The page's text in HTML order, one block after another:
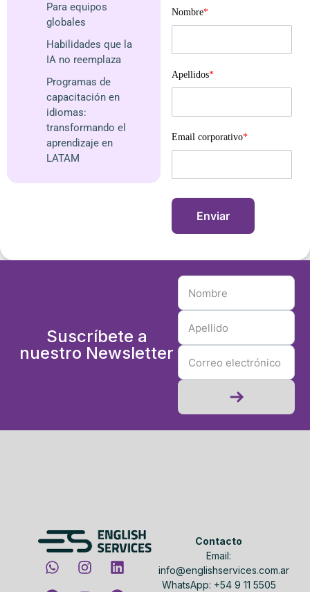
Para equipos
globales
Habilidades que la
IA no reemplaza
Programas de
capacitación en
idiomas:
transformando el
aprendizaje en
LATAM
Nombre*
Apellidos*
Email corporativo*
Suscríbete a
nuestro Newsletter
Contacto
Email:
info@englishservices.com.ar
WhatsApp: +54 9 11 5505